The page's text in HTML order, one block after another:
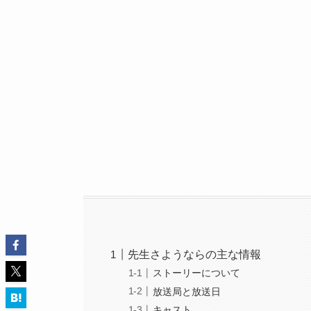
先生さようならの主な情報
ストーリーについて
放送局と放送日